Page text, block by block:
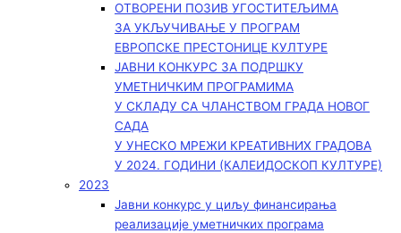
ОТВОРЕНИ ПОЗИВ УГОСТИТЕЉИМА
ЗА УКЉУЧИВАЊЕ У ПРОГРАМ
ЕВРОПСКЕ ПРЕСТОНИЦЕ КУЛТУРЕ
ЈАВНИ КОНКУРС ЗА ПОДРШКУ
УМЕТНИЧКИМ ПРОГРАМИМА
У СКЛАДУ СА ЧЛАНСТВОМ ГРАДА НОВОГ
САДА
У УНЕСКО МРЕЖИ КРЕАТИВНИХ ГРАДОВА
У 2024. ГОДИНИ (КАЛЕИДОСКОП КУЛТУРЕ)
2023
Јавни конкурс у циљу финансирања
реализације уметничких програма